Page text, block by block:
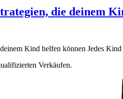
die deinem
Kind helfen können Jedes
Verkäufen.